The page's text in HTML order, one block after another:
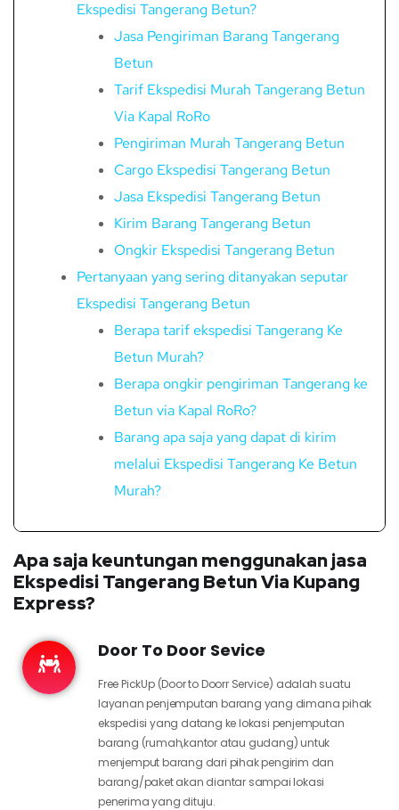
Ekspedisi Tangerang Betun?
Jasa Pengiriman Barang Tangerang
Betun
Tarif Ekspedisi Murah Tangerang Betun
Via Kapal RoRo
Pengiriman Murah Tangerang Betun
Cargo Ekspedisi Tangerang Betun
Jasa Ekspedisi Tangerang Betun
Kirim Barang Tangerang Betun
Ongkir Ekspedisi Tangerang Betun
Pertanyaan yang sering ditanyakan seputar
Ekspedisi Tangerang Betun
Berapa tarif ekspedisi Tangerang Ke
Betun Murah?
Berapa ongkir pengiriman Tangerang ke
Betun via Kapal RoRo?
Barang apa saja yang dapat di kirim
melalui Ekspedisi Tangerang Ke Betun
Murah?
Apa saja keuntungan menggunakan jasa
Ekspedisi Tangerang Betun Via Kupang
Express?
Door To Door Sevice
Free PickUp (Door to Doorr Service) adalah suatu
layanan penjemputan barang yang dimana pihak
ekspedisi yang datang ke lokasi penjemputan
barang (rumah,kantor atau gudang) untuk
menjemput barang dari pihak pengirim dan
barang/paket akan diantar sampai lokasi
penerima yang dituju.